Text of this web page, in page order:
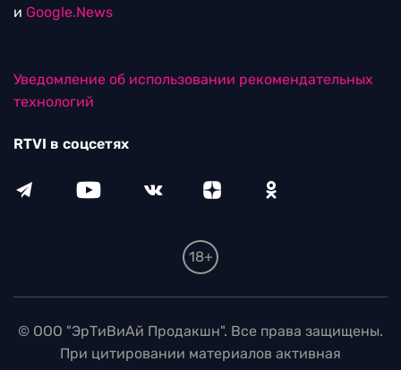
и Google.News
Уведомление об использовании рекомендательных
технологий
RTVI в соцсетях
18+
© ООО "ЭрТиВиАй Продакшн". Все права защищены.
При цитировании материалов активная